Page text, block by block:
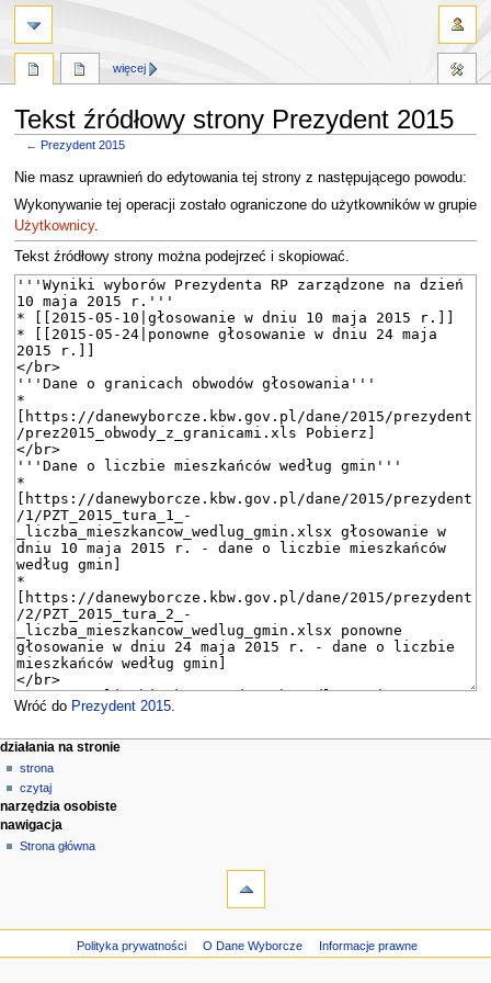
Tekst źródłowy strony Prezydent 2015
←Prezydent 2015
Przejdź
do
nawigacji
Przejdź
do
wyszukiwania
Nie masz uprawnień do edytowania tej strony z następującego powodu:
Wykonywanie tej operacji zostało ograniczone do użytkowników w grupie
Użytkownicy.
Tekst źródłowy strony można podejrzeć i skopiować.
Wróć do Prezydent 2015.
M
e
n
u
n
działania na stronie
strona
czytaj
więcej
narzędzia osobiste
nawigacja
Strona główna
Polityka prywatności O Dane Wyborcze Informacje prawne